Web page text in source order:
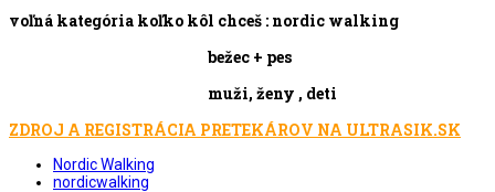
voľná kategória koľko kôl chceš : nordic walking
bežec + pes
muži, ženy , deti
ZDROJ A REGISTRÁCIA PRETEKÁROV NA ULTRASIK.SK
Nordic Walking
nordicwalking